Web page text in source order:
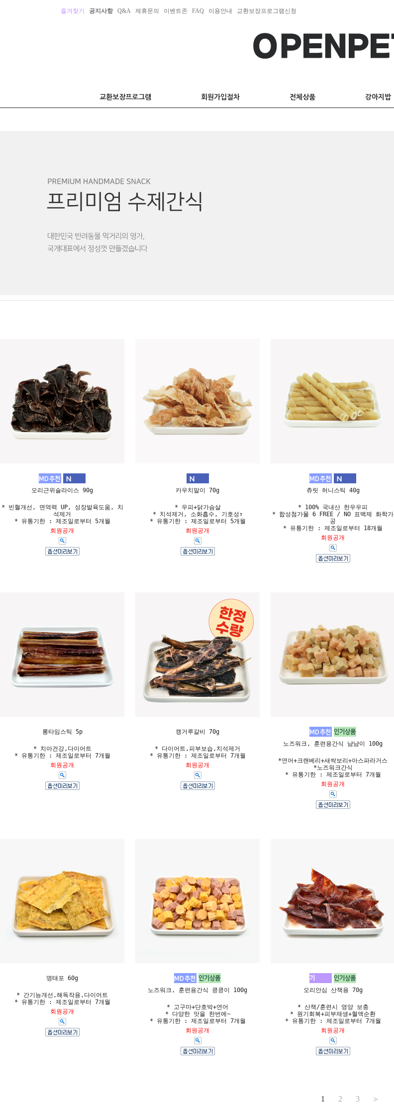
즐겨찾기 공지사항 Q&A 제휴문의 이벤트존 FAQ 이용안내 교환보장프로그램신청
교환보장프로그램 회원가입절차 전체상품 강아지밥
오리근위슬라이스 90g
* 빈혈개선, 면역력 UP, 성장발육도움, 치
석제거
* 유통기한 : 제조일로부터 5개월
회원공개
카우치말이 70g
* 우피+닭가슴살
* 치석제거, 소화흡수, 기호성↑
* 유통기한 : 제조일로부터 5개월
회원공개
츄릿 허니스틱 40g
* 100% 국내산 한우우피
* 합성첨가물 6 FREE / NO 표백제 화학가
공
* 유통기한 : 제조일로부터 18개월
회원공개
롱타임스틱 5p
* 치아건강,다이어트
* 유통기한 : 제조일로부터 7개월
회원공개
캥거루갈비 70g
* 다이어트,피부보습,치석제거
* 유통기한 : 제조일로부터 7개월
회원공개
노즈워크, 훈련용간식 냠냠이 100g
*연어+크랜베리+새싹보리+아스파라거스
*노즈워크간식
* 유통기한 : 제조일로부터 7개월
회원공개
명태포 60g
* 간기능개선,해독작용,다이어트
* 유통기한 : 제조일로부터 7개월
회원공개
노즈워크, 훈련용간식 킁킁이 100g
* 고구마+단호박+연어
* 다양한 맛을 한번에~
* 유통기한 : 제조일로부터 7개월
회원공개
오리안심 산책용 70g
* 산책/훈련시 영양 보충
* 원기회복+피부재생+혈액순환
* 유통기한 : 제조일로부터 7개월
회원공개
1 2 3 >>